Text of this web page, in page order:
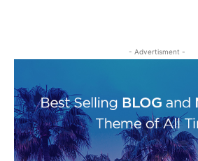
- Advertisment -